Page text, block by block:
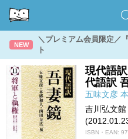
NEW
＼プレミアム会員限定／
ト
現代語
代語訳
五味文彦
吉川弘文館
ISBN・EAN: